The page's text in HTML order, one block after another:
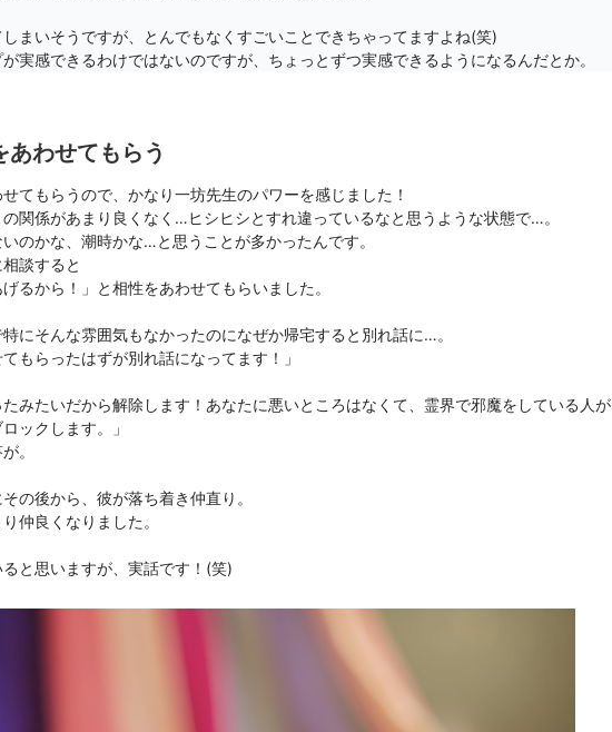
まいそうですが、とんでもなくすごいことできちゃってますよね(笑)
実感できるわけではないのですが、ちょっとずつ実感できるようになるんだとか。
あわせてもらう
てもらうので、かなり一坊先生のパワーを感じました！
関係があまり良くなく…ヒシヒシとすれ違っているなと思うような状態で…。
のかな、潮時かな…と思うことが多かったんです。
談すると
げるから！」と相性をあわせてもらいました。
にそんな雰囲気もなかったのになぜか帰宅すると別れ話に…。
てもらったはずが別れ話になってます！」
たみたいだから解除します！あなたに悪いところはなくて、霊界で邪魔をしている人が
ックします。」
。
の後から、彼が落ち着き仲直り。
仲良くなりました。
と思いますが、実話です！(笑)